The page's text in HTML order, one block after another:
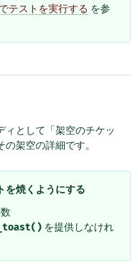
テストを実行する を参
ィとして「架空のチケッ
架空の詳細です。
を焼くようにする
を提供しなけれ